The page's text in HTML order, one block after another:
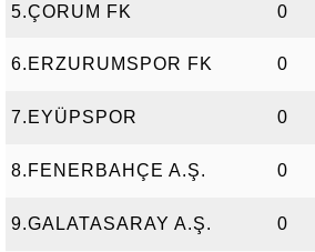
5.ÇORUM FK 0
6.ERZURUMSPOR FK 0
7.EYÜPSPOR 0
8.FENERBAHÇE A.Ş. 0
9.GALATASARAY A.Ş. 0